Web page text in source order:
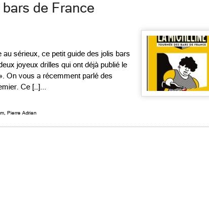
bars de France
sérieux, ce petit guide des jolis bars
joyeux drilles qui ont déjà publié le
On vous a récemment parlé des
Ce […]...
Pierre Adrian